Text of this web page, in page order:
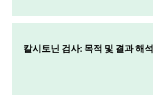
칼시토닌 검사: 목적 및 결과 해석